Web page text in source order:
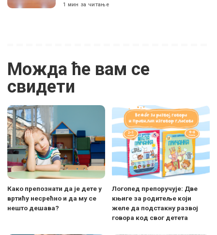
1 мин за читање
Можда ће вам се
свидети
Како препознати да је дете у
вртићу несрећно и да му се
нешто дешава?
Логопед препоручује: Две
књиге за родитеље који
желе да подстакну развој
говора код свог детета